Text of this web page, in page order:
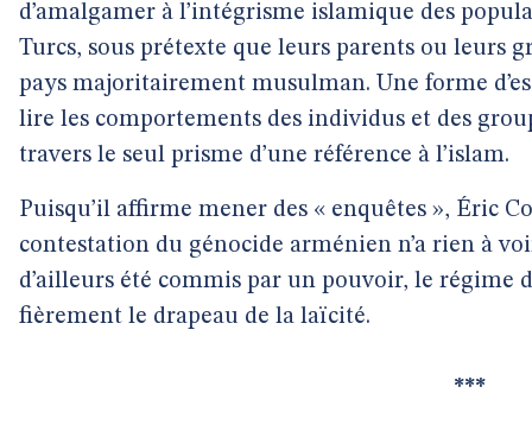
d’amalgamer à l’intégrisme islamique des
Turcs, sous prétexte que leurs parents ou leurs
pays majoritairement musulman. Une forme
lire les comportements des individus et des
travers le seul prisme d’une référence à l’islam.
Puisqu’il affirme mener des « enquêtes », Éric
contestation du génocide arménien n’a rien à
d’ailleurs été commis par un pouvoir, le régime
fièrement le drapeau de la laïcité.
***